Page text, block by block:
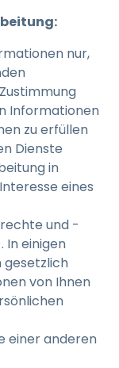
nur,
Informationen
zu erfüllen
Dienste
in
eines
und -
In einigen
gesetzlich
von Ihnen
einer anderen